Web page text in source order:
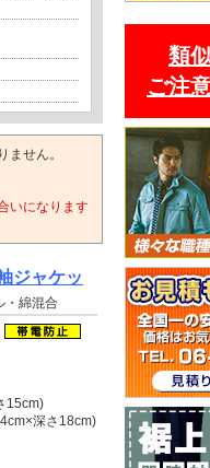
せん。
いになります
ジャケッ
・綿混合
15cm)
深さ18cm)
類
ご注